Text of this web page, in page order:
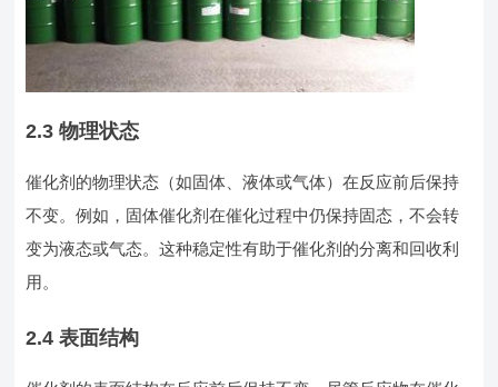
2.3 物理状态
催化剂的物理状态（如固体、液体或气体）在反应前后保持
不变。例如，固体催化剂在催化过程中仍保持固态，不会转
变为液态或气态。这种稳定性有助于催化剂的分离和回收利
用。
2.4 表面结构